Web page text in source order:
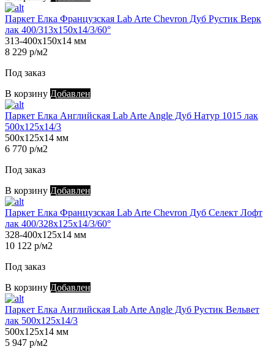
Паркет Елка Французская Lab Arte Chevron Дуб Рустик Верк
лак 400/313х150х14/3/60°
313-400х150х14 мм
8 229 р/м2
Под заказ
В корзину Добавлен
Паркет Елка Английская Lab Arte Angle Дуб Натур 1015 лак
500х125х14/3
500х125х14 мм
6 770 р/м2
Под заказ
В корзину Добавлен
Паркет Елка Французская Lab Arte Chevron Дуб Селект Лофт
лак 400/328х125х14/3/60°
328-400х125х14 мм
10 122 р/м2
Под заказ
В корзину Добавлен
Паркет Елка Английская Lab Arte Angle Дуб Рустик Вельвет
лак 500х125х14/3
500х125х14 мм
5 947 р/м2